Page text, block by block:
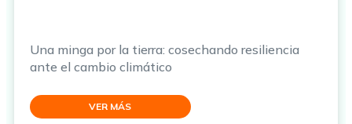
Una minga por la tierra: cosechando resiliencia
ante el cambio climático
VER MÁS